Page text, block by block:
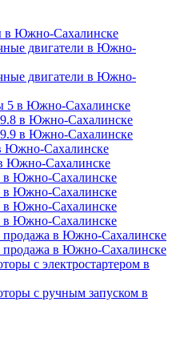
в Южно-Сахалинске
двигатели в Южно-
двигатели в Южно-
5 в Южно-Сахалинске
в Южно-Сахалинске
в Южно-Сахалинске
Южно-Сахалинске
Южно-Сахалинске
в Южно-Сахалинске
в Южно-Сахалинске
в Южно-Сахалинске
в Южно-Сахалинске
продажа в Южно-Сахалинске
продажа в Южно-Сахалинске
с электростартером в
с ручным запуском в